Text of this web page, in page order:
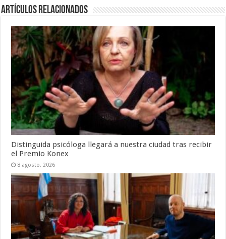
Artículos Relacionados
Distinguida psicóloga llegará a nuestra ciudad tras recibir
el Premio Konex
8 agosto, 2026